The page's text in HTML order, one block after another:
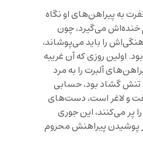
به پیراهن‌های او نگاه
می‌گیرد، چون
را باید می‌پوشاند،
اولین روزی که آن غریبه
آلبرت را به مرد
تنش گشاد بود، حسابی
و لاغر است، دست‌های
پر می‌کنند، این جوری
پوشیدن پیراهنش محروم